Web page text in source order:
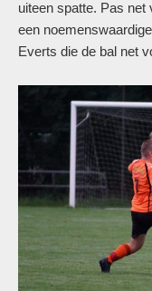
uiteen spatte. Pas
een
Everts die de bal net